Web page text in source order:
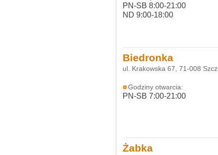
PN-SB 8:00-21:00
ND 9:00-18:00
Biedronka
ul. Krakowska 67, 71-008
Godziny otwarcia:
PN-SB 7:00-21:00
Żabka